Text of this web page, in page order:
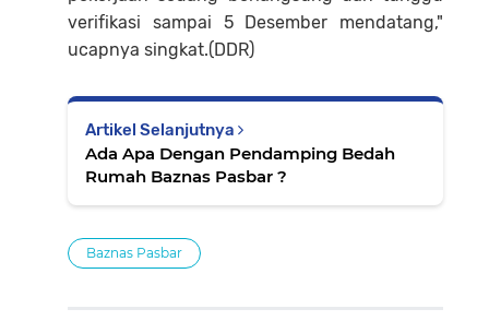
verifikasi sampai 5 Desember mendatang,"
ucapnya singkat.(DDR)
Artikel Selanjutnya
Ada Apa Dengan Pendamping Bedah
Rumah Baznas Pasbar ?
Baznas Pasbar